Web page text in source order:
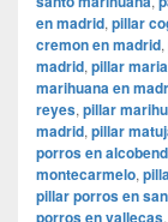
en madrid, pillar
cremon en madrid,
madrid, pillar
marihuana en
reyes, pillar
madrid, pillar
porros en
montecarmelo,
pillar porros en
porros en vallecas,